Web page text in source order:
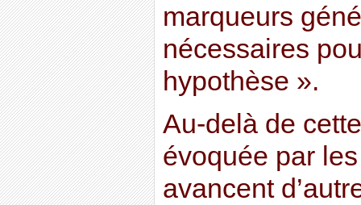
marqueurs
nécessaires
hypothèse ».
Au-delà de
évoquée par
avancent